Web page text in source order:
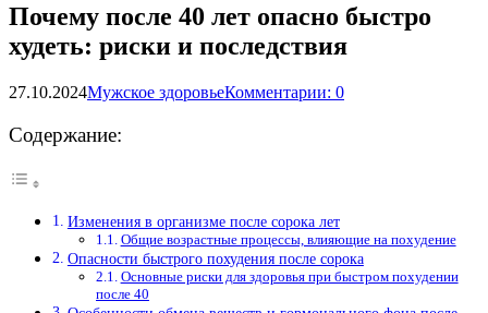
Почему после 40 лет опасно быстро
худеть: риски и последствия
27.10.2024Мужское здоровьеКомментарии: 0
Содержание:
Изменения в организме после сорока лет
Общие возрастные процессы, влияющие на похудение
Опасности быстрого похудения после сорока
Основные риски для здоровья при быстром похудении
после 40